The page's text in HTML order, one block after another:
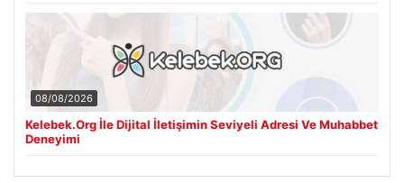
08/08/2026
Kelebek.Org İle Dijital İletişimin Seviyeli Adresi Ve Muhabbet
Deneyimi